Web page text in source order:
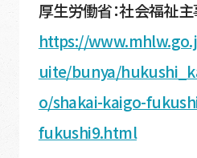
厚生労働省：社会福祉
https://
uite/bunya/
o/shakai-kaigo-
fukushi9.html